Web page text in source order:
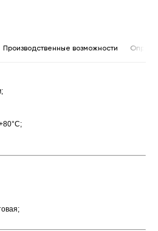
Производственные возможности